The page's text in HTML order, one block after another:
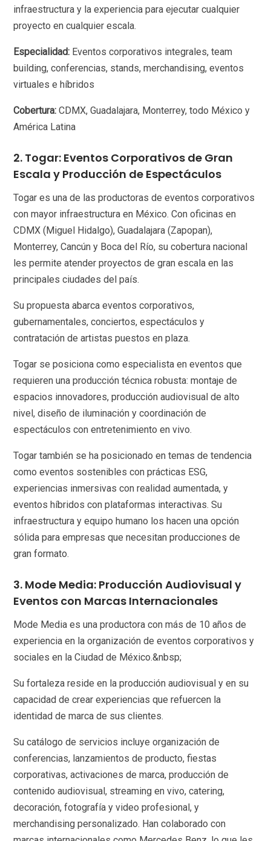
infraestructura y la experiencia para ejecutar cualquier
proyecto en cualquier escala.
Especialidad: Eventos corporativos integrales, team
building, conferencias, stands, merchandising, eventos
virtuales e híbridos
Cobertura: CDMX, Guadalajara, Monterrey, todo México y
América Latina
2. Togar: Eventos Corporativos de Gran
Escala y Producción de Espectáculos
Togar es una de las productoras de eventos corporativos
con mayor infraestructura en México. Con oficinas en
CDMX (Miguel Hidalgo), Guadalajara (Zapopan),
Monterrey, Cancún y Boca del Río, su cobertura nacional
les permite atender proyectos de gran escala en las
principales ciudades del país.
Su propuesta abarca eventos corporativos,
gubernamentales, conciertos, espectáculos y
contratación de artistas puestos en plaza.
Togar se posiciona como especialista en eventos que
requieren una producción técnica robusta: montaje de
espacios innovadores, producción audiovisual de alto
nivel, diseño de iluminación y coordinación de
espectáculos con entretenimiento en vivo.
Togar también se ha posicionado en temas de tendencia
como eventos sostenibles con prácticas ESG,
experiencias inmersivas con realidad aumentada, y
eventos híbridos con plataformas interactivas. Su
infraestructura y equipo humano los hacen una opción
sólida para empresas que necesitan producciones de
gran formato.
3. Mode Media: Producción Audiovisual y
Eventos con Marcas Internacionales
Mode Media es una productora con más de 10 años de
experiencia en la organización de eventos corporativos y
sociales en la Ciudad de México.&nbsp;
Su fortaleza reside en la producción audiovisual y en su
capacidad de crear experiencias que refuercen la
identidad de marca de sus clientes.
Su catálogo de servicios incluye organización de
conferencias, lanzamientos de producto, fiestas
corporativas, activaciones de marca, producción de
contenido audiovisual, streaming en vivo, catering,
decoración, fotografía y video profesional, y
merchandising personalizado. Han colaborado con